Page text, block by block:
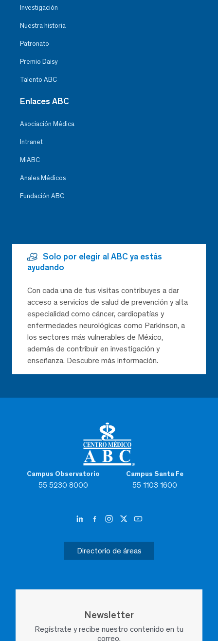
Campus Observatorio
55 5230 8000
Campus Santa Fe
55 1103 1600
Directorio de áreas
Newsletter
Regístrate y recibe nuestro contenido en tu
correo.
Investigación
Nuestra historia
Patronato
Premio Daisy
Talento ABC
Enlaces ABC
Asociación Médica
Intranet
MiABC
Anales Médicos
Fundación ABC
Solo por elegir al ABC ya estás
ayudando
Con cada una de tus visitas contribuyes a dar
acceso a servicios de salud de prevención y alta
especialidad como cáncer, cardiopatías y
enfermedades neurológicas como Parkinson, a
los sectores más vulnerables de México,
además de contribuir en investigación y
enseñanza. Descubre más información.